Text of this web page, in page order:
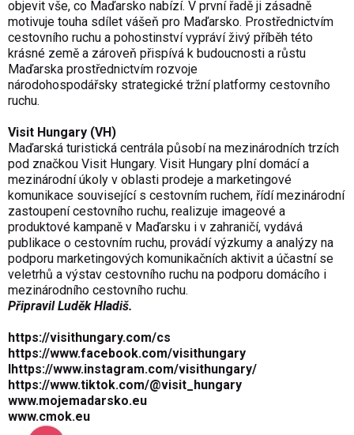
objevit vše, co Maďarsko nabízí. V první řadě ji zásadně
motivuje touha sdílet vášeň pro Maďarsko. Prostřednictvím
cestovního ruchu a pohostinství vypráví živý příběh této
krásné země a zároveň přispívá k budoucnosti a růstu
Maďarska prostřednictvím rozvoje
národohospodářsky strategické tržní platformy cestovního
ruchu.
Visit Hungary (VH)
Maďarská turistická centrála působí na mezinárodních trzích
pod značkou Visit Hungary. Visit Hungary plní domácí a
mezinárodní úkoly v oblasti prodeje a marketingové
komunikace související s cestovním ruchem, řídí mezinárodní
zastoupení cestovního ruchu, realizuje imageové a
produktové kampaně v Maďarsku i v zahraničí, vydává
publikace o cestovním ruchu, provádí výzkumy a analýzy na
podporu marketingových komunikačních aktivit a účastní se
veletrhů a výstav cestovního ruchu na podporu domácího i
mezinárodního cestovního ruchu.
Připravil Luděk Hladiš.
https://visithungary.com/cs
https://www.facebook.com/visithungary
https://www.instagram.com/visithungary/
https://www.tiktok.com/@visit_hungary
www.mojemadarsko.eu
www.cmok.eu